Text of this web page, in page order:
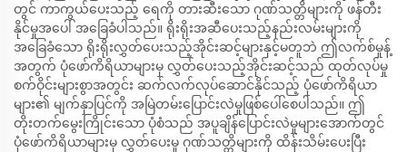
တွင် ကာကွယ်ပေးသည့် ရေကို တားဆီးသော ဂုဏ်သတ္တိများကို ဖန်တီး
နိုင်မှုအပေါ် အခြေခံပါသည်။ ရိုးရိုးအဆီပေးသည့်နည်းလမ်းများကို
အခြေခံသော ရိုးရိုးလွှတ်ပေးသည့်အိုင်းဆင့်များနှင့်မတူဘဲ ဤလက်စ်မှုန့်
အတွက် ပုံဖော်ကိရိယာများမှ လွှတ်ပေးသည့်အိုင်းဆင့်သည် ထုတ်လုပ်မှု
စက်ဝိုင်းများစွာအတွင်း ဆက်လက်လုပ်ဆောင်နိုင်သည့် ပုံဖော်ကိရိယာ
များ၏ မျက်နှာပြင်ကို အမြဲတမ်းပြောင်းလဲမှုဖြစ်ပေါ်စေပါသည်။ ဤ
တိုးတက်မွေးကြိုင်းသော ပုံစံသည် အပူချိန်ပြောင်းလဲမှုများအောက်တွင်
ပုံဖော်ကိရိယာများမှ လွှတ်ပေးမှု ဂုဏ်သတ္တိများကို ထိန်းသိမ်းပေးပြီး